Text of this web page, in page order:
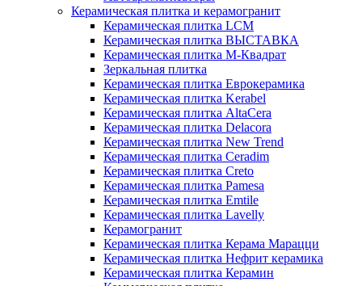
Керамическая плитка и керамогранит
Керамическая плитка LCM
Керамическая плитка ВЫСТАВКА
Керамическая плитка М-Квадрат
Зеркальная плитка
Керамическая плитка Еврокерамика
Керамическая плитка Kerabel
Керамическая плитка AltaCera
Керамическая плитка Delacora
Керамическая плитка New Trend
Керамическая плитка Ceradim
Керамическая плитка Creto
Керамическая плитка Pamesa
Керамическая плитка Emtile
Керамическая плитка Lavelly
Керамогранит
Керамическая плитка Керама Марацци
Керамическая плитка Нефрит керамика
Керамическая плитка Керамин